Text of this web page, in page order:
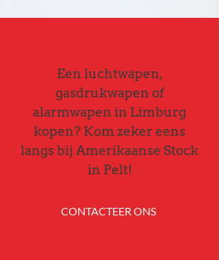
Een luchtwapen,
gasdrukwapen of
alarmwapen in Limburg
kopen? Kom zeker eens
langs bij Amerikaanse Stock
in Pelt!
CONTACTEER ONS